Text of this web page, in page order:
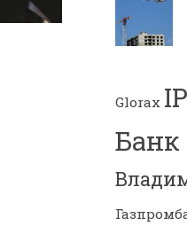
Glorax
Банк